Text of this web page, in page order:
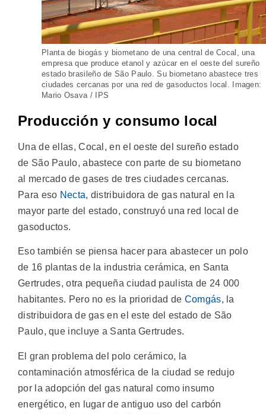
Planta de biogás y biometano de una central de Cocal, una
empresa que produce etanol y azúcar en el oeste del sureño
estado brasileño de São Paulo. Su biometano abastece tres
ciudades cercanas por una red de gasoductos local. Imagen:
Mario Osava / IPS
Producción y consumo local
Una de ellas, Cocal, en el oeste del sureño estado
de São Paulo, abastece con parte de su biometano
al mercado de gases de tres ciudades cercanas.
Para eso Necta, distribuidora de gas natural en la
mayor parte del estado, construyó una red local de
gasoductos.
Eso también se piensa hacer para abastecer un polo
de 16 plantas de la industria cerámica, en Santa
Gertrudes, otra pequeña ciudad paulista de 24 000
habitantes. Pero no es la prioridad de Comgás, la
distribuidora de gas en el este del estado de São
Paulo, que incluye a Santa Gertrudes.
El gran problema del polo cerámico, la
contaminación atmosférica de la ciudad se redujo
por la adopción del gas natural como insumo
energético, en lugar de antiguo uso del carbón